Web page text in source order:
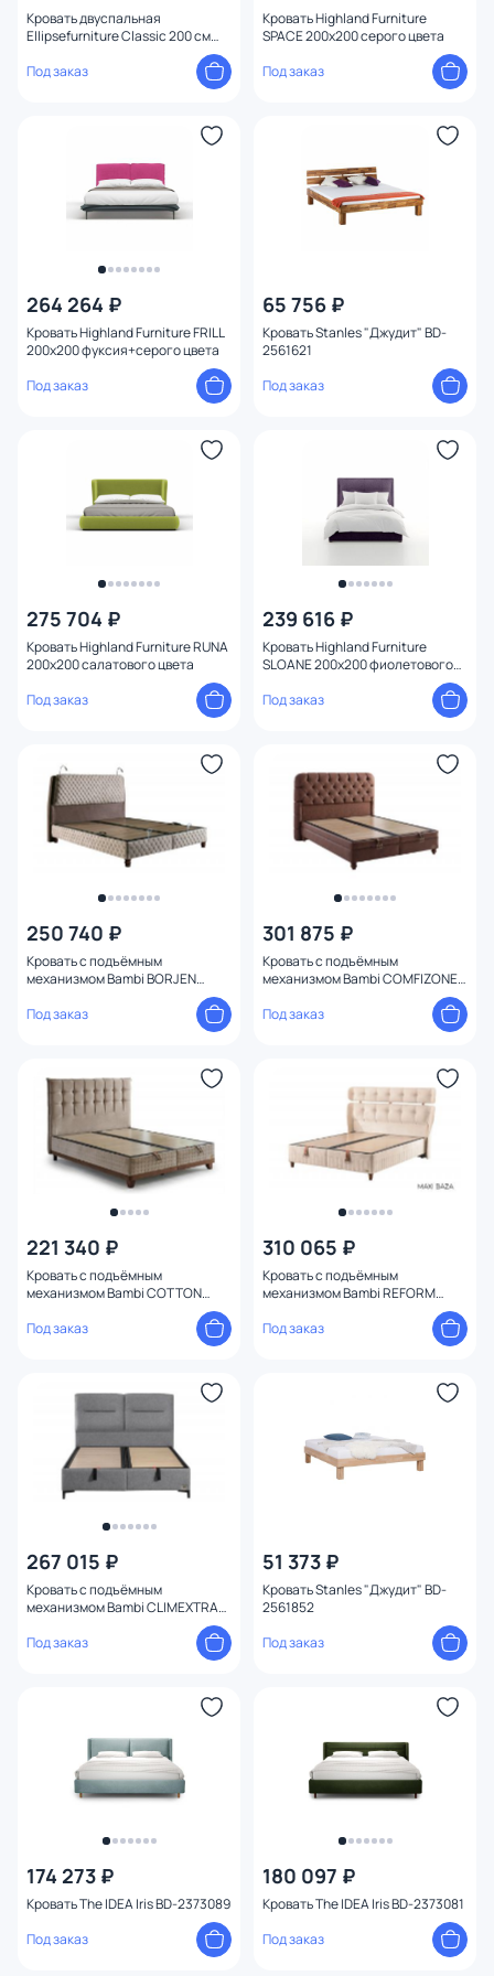
Кровать двуспальная
Ellipsefurniture Classic 200 см
СF010201260501
Под заказ
Кровать Highland Furniture
SPACE 200x200 серого цвета
Под заказ
264 264 ₽
Кровать Highland Furniture FRILL
200х200 фуксия+серого цвета
Под заказ
65 756 ₽
Кровать Stanles "Джудит" BD-
2561621
Под заказ
275 704 ₽
Кровать Highland Furniture RUNA
200х200 салатового цвета
Под заказ
239 616 ₽
Кровать Highland Furniture
SLOANE 200х200 фиолетового
Под заказ
250 740 ₽
Кровать с подъёмным
механизмом Bambi BORJEN
Под заказ
301 875 ₽
Кровать с подъёмным
механизмом Bambi COMFIZONE
Под заказ
221 340 ₽
Кровать с подъёмным
механизмом Bambi COTTON
Под заказ
310 065 ₽
Кровать с подъёмным
механизмом Bambi REFORM
Под заказ
267 015 ₽
Кровать с подъёмным
механизмом Bambi CLIMEXTRA
Под заказ
51 373 ₽
Кровать Stanles "Джудит" BD-
2561852
Под заказ
174 273 ₽
Кровать The IDEA Iris BD-2373089
Под заказ
180 097 ₽
Кровать The IDEA Iris BD-2373081
Под заказ